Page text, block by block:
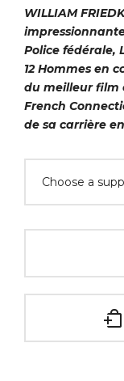
WILLIAM
impressionnante
Police fédérale,
12 Hommes en
du meilleur film
French
de sa carrière en